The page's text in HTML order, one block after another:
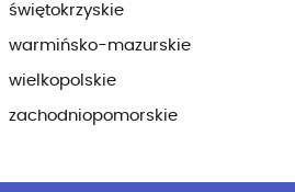
świętokrzyskie
warmińsko-mazurskie
wielkopolskie
zachodniopomorskie